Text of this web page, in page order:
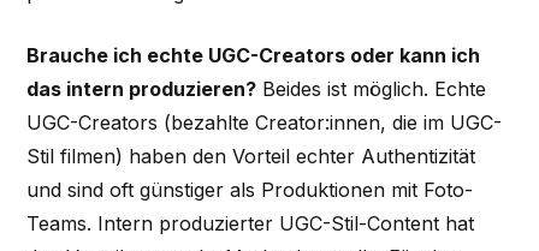
Brauche ich echte UGC-Creators oder kann ich
das intern produzieren? Beides ist möglich. Echte
UGC-Creators (bezahlte Creator:innen, die im UGC-
Stil filmen) haben den Vorteil echter Authentizität
und sind oft günstiger als Produktionen mit Foto-
Teams. Intern produzierter UGC-Stil-Content hat